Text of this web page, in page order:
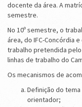
docente da área. A
semestre.
No 10º semestre, o
área, do IFC-Concórdia
trabalho pretendida
linhas de trabalho do
Os mecanismos de
Definição do
orientador;